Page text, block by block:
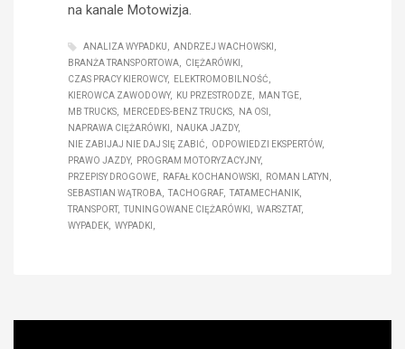
na kanale Motowizja.
ANALIZA WYPADKU
ANDRZEJ WACHOWSKI
BRANŻA TRANSPORTOWA
CIĘŻARÓWKI
CZAS PRACY KIEROWCY
ELEKTROMOBILNOŚĆ
KIEROWCA ZAWODOWY
KU PRZESTRODZE
MAN TGE
MB TRUCKS
MERCEDES-BENZ TRUCKS
NA OSI
NAPRAWA CIĘŻARÓWKI
NAUKA JAZDY
NIE ZABIJAJ NIE DAJ SIĘ ZABIĆ
ODPOWIEDZI EKSPERTÓW
PRAWO JAZDY
PROGRAM MOTORYZACYJNY
PRZEPISY DROGOWE
RAFAŁ KOCHANOWSKI
ROMAN LATYN
SEBASTIAN WĄTROBA
TACHOGRAF
TATAMECHANIK
TRANSPORT
TUNINGOWANE CIĘŻARÓWKI
WARSZTAT
WYPADEK
WYPADKI